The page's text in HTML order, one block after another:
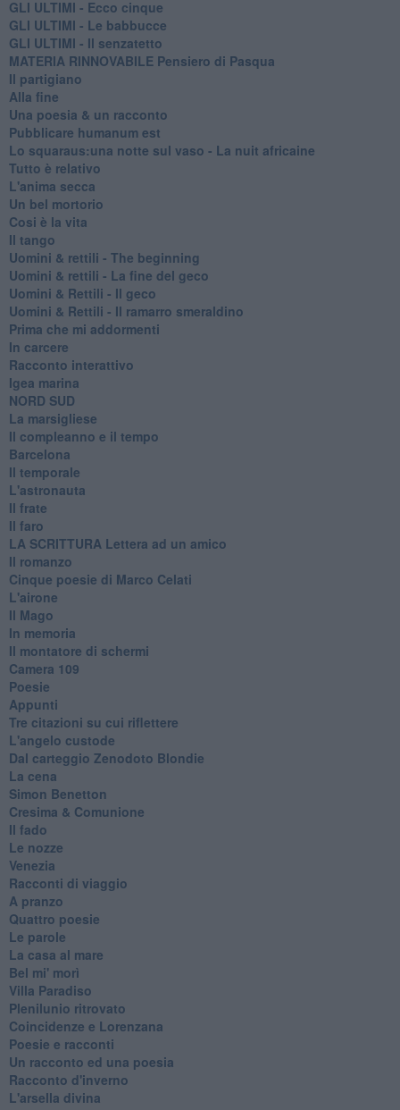
GLI ULTIMI - Ecco cinque
GLI ULTIMI - Le babbucce
GLI ULTIMI - Il senzatetto
MATERIA RINNOVABILE Pensiero di Pasqua
Il partigiano
Alla fine
Una poesia & un racconto
Pubblicare humanum est
Lo squaraus:una notte sul vaso - La nuit africaine
Tutto è relativo
L'anima secca
Un bel mortorio
Cosi è la vita
Il tango
​Uomini & rettili - The beginning
​Uomini & rettili - La fine del geco
Uomini & Rettili - Il geco
Uomini & Rettili - Il ramarro smeraldino
Prima che mi addormenti
In carcere
Racconto interattivo
Igea marina
​NORD SUD
La marsigliese
Il compleanno e il tempo
Barcelona
Il temporale
L'astronauta
Il frate
Il faro
​LA SCRITTURA Lettera ad un amico
Il romanzo
Cinque poesie di Marco Celati
L'airone
Il Mago
In memoria
Il montatore di schermi
Camera 109
Poesie
Appunti
Tre citazioni su cui riflettere
L'angelo custode
Dal carteggio Zenodoto Blondie
La cena
Simon Benetton
Cresima & Comunione
Il fado
Le nozze
Venezia
Racconti di viaggio
A pranzo
Quattro poesie
Le parole
La casa al mare
Bel mi' morì
Villa Paradiso
Plenilunio ritrovato
Coincidenze e Lorenzana
Poesie e racconti
Un racconto ed una poesia
Racconto d'inverno
​L'arsella divina